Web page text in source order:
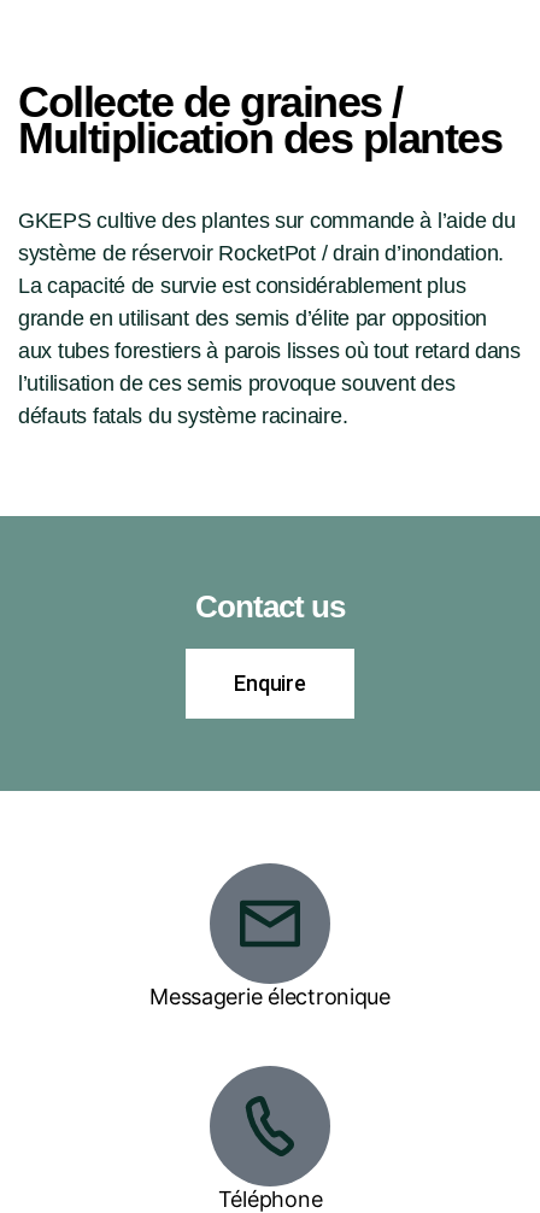
Collecte de graines /
Multiplication des plantes
GKEPS cultive des plantes sur commande à l’aide du
système de réservoir RocketPot / drain d’inondation.
La capacité de survie est considérablement plus
grande en utilisant des semis d’élite par opposition
aux tubes forestiers à parois lisses où tout retard dans
l’utilisation de ces semis provoque souvent des
défauts fatals du système racinaire.
Contact us
Enquire
Messagerie électronique
Téléphone